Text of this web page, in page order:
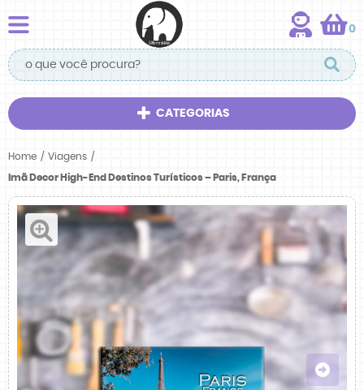
0
CATEGORIAS
Home Viagens
Imã Decor High-End Destinos Turísticos – Paris, França